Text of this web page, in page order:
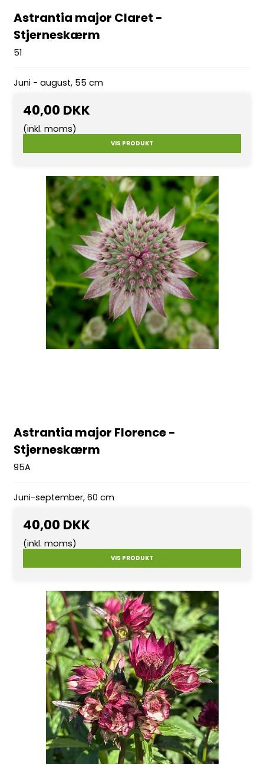
Astrantia major Claret -
Stjerneskærm
51
Juni - august, 55 cm
40,00 DKK
(inkl. moms)
VIS PRODUKT
Astrantia major Florence -
Stjerneskærm
95A
Juni-september, 60 cm
40,00 DKK
(inkl. moms)
VIS PRODUKT